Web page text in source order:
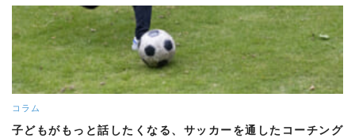
コラム
子どもがもっと話したくなる、サッカーを通したコーチング